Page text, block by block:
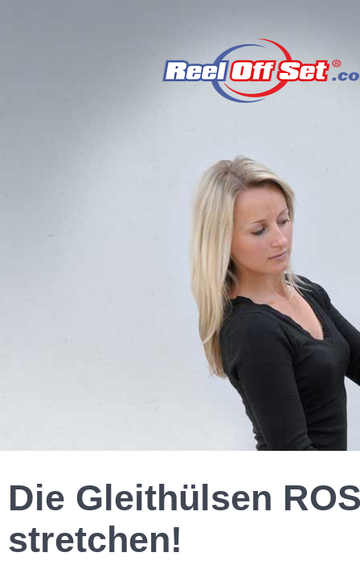
Die Gleithülsen
stretchen!